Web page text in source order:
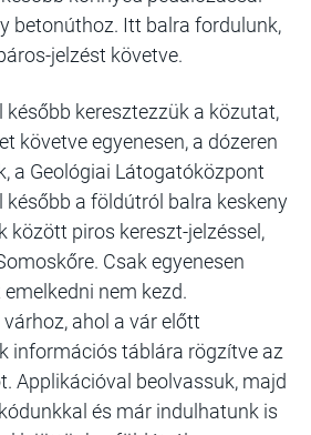
betonúthoz. Itt balra fordulunk,
jelzést követve.
később keresztezzük a közutat,
követve egyenesen, a dózeren
a Geológiai Látogatóközpont
később a földútról balra keskeny
között piros kereszt-jelzéssel,
Csak egyenesen
nem kezd.
ahol a vár előtt
információs táblára rögzítve az
Applikációval beolvassuk, majd
és már indulhatunk is